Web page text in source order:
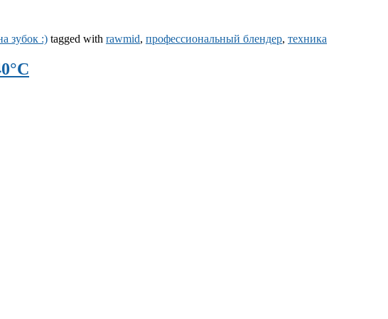
зубок :) tagged with rawmid, профессиональный блендер, техника